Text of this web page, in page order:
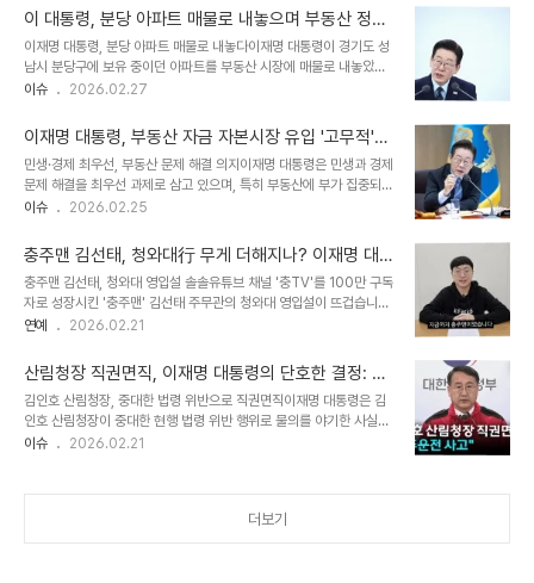
'반개혁'으로 몰아가는 프레임은 지양해야..
진행하며 이목을 집중시켰습니다. 이 특별한 만남은 2026 밀라노·코
르티나담페초 동계올림픽 선수단 격려 오찬 행사에서 이루어졌습니
다. 아일릿과 함께한 '마그네틱' 댄스, 팬심 저격!이날 행사에서 이해인
은 축하 공연을 위해 참석한 그룹 아일릿이 등장하자, 히트곡 '마그네
틱'의 안무를 완벽하게 따라 추며 현장의 분위기를 뜨겁게 달궜습니다.
으며 팬들의 마음을 사로잡았습니다...
이 대통령, 분당 아파트 매물로 내놓으며 부동산 정상
화 의지 강력 피력
이재명 대통령, 분당 아파트 매물로 내놓다이재명 대통령이 경기도 성
남시 분당구에 보유 중이던 아파트를 부동산 시장에 매물로 내놓았습
니다. 청와대 강유정 대변인은 오늘(27일) 이 대통령이 김혜경 여사와
다. 이는 거주 목적의 1주택 소유자임에도 불구하고, 부동산 시장 정상
화에 대한 대통령의 강력한 의지를 국민께 몸소 보여주기 위한 결정으
로 해석됩니다. 특히, 해당 아파트는 전년 실거래가 및 현재 시세보다
저렴하게 매물로 나왔다는 점에서 주목받고 있습니다. 부동산 정상화
의지, '몸소' 실천하다청와대 관계자에 따르면, 이 아파트는 원래 대통
은 부동산 시장 정상화 의지를 실천..
이슈 2026.02.27
이재명 대통령, 부동산 자금 자본시장 유입 '고무적'…
민생·경제 최우선
민생·경제 최우선, 부동산 문제 해결 의지이재명 대통령은 민생과 경제
문제 해결을 최우선 과제로 삼고 있으며, 특히 부동산에 부가 집중되어
사회 양극화와 서민 고통을 야기하는 고질적인 문제를 반드시 해결하
과의 오찬 간담회에서 나온 발언입니다. 자본시장으로의 자금 유입, 긍
정적 신호이 대통령은 부동산에 묶여 있던 자금이 생산적인 자본시장
으로 흘러가는 조짐을 '매우 자연스러우면서도 고무적인 현상'으로 평
가했습니다. 이는 경제 활성화와 자산 시장의 건강한 성장에 대한 기대
를 보여주는 발언입니다. 다만, 코스피 사상 첫 6,000선 돌파에 대한
대통령은 어려운 상황 속..
이슈 2026.02.25
충주맨 김선태, 청와대行 무게 더해지나? 이재명 대
통령 러브콜 재조명
충주맨 김선태, 청와대 영입설 솔솔유튜브 채널 '충TV'를 100만 구독
자로 성장시킨 '충주맨' 김선태 주무관의 청와대 영입설이 뜨겁습니다.
과거 이재명 대통령을 언급했던 발언이 재조명되며 그의 거취에 대한
을 받았는데, '꽤 위에서 불렀다'는 말로 궁금증을 자아냈습니다. 진행
자가 '이재명 대통령이냐'고 묻자 그는 '노코멘트'로 답하며 가능성을
열어두었습니다. 이재명 대통령, 김 주무관에게 러브콜 보냈나?지난달
유튜브 채널 '이면서다'에 출연한 김 주무관은 '평생 남을 수 있는 권
리'를 얻었지만, 인사권자나 시장이 바뀌면 갈 확률이 높다고 언급했습
연예 2026.02.21
산림청장 직권면직, 이재명 대통령의 단호한 결정: 법
령 위반과 공직 기강 확립
김인호 산림청장, 중대한 법령 위반으로 직권면직이재명 대통령은 김
인호 산림청장이 중대한 현행 법령 위반 행위로 물의를 야기한 사실을
확인하고 직권면직 조치를 단행했습니다. 청와대 대변인은 이 같은 사
용은 공개되지 않았습니다. 논란의 중심, '셀프추천' 의혹이번 직권면
이슈 2026.02.21
더보기